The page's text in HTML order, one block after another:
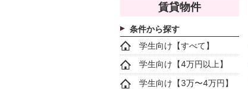
賃貸物件
条件から探す
学生向け【すべて】
学生向け【4万円以上】
学生向け【3万〜4万円】